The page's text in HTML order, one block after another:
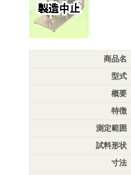
商品名
型式
概要
特徴
測定範囲
試料形状
寸法